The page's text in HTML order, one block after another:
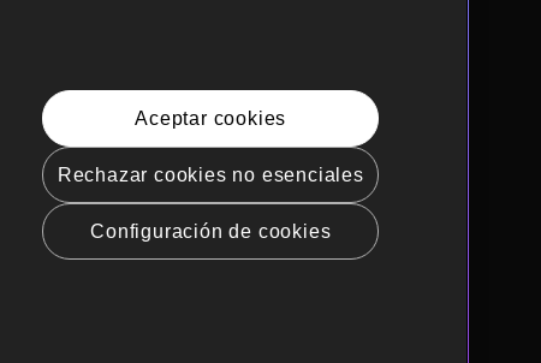
Aceptar cookies
Rechazar cookies no esenciales
Configuración de cookies